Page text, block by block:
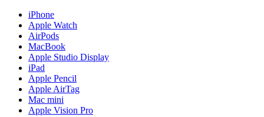
iPhone
Apple Watch
AirPods
MacBook
Apple Studio Display
iPad
Apple Pencil
Apple AirTag
Mac mini
Apple Vision Pro